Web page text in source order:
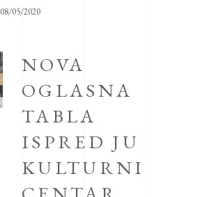
08/05/2020
NOVA
OGLASNA
TABLA
ISPRED JU
KULTURNI